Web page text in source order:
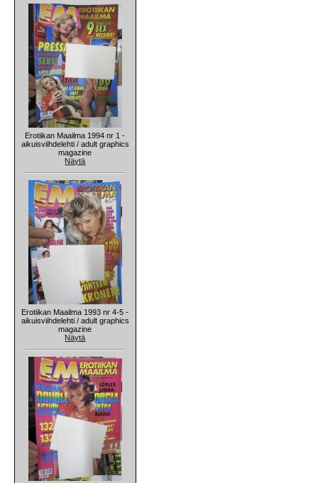
Erotiikan Maailma 1994 nr 1 -
aikuisviihdelehti / adult graphics
magazine
Näytä
Erotiikan Maailma 1993 nr 4-5 -
aikuisviihdelehti / adult graphics
magazine
Näytä